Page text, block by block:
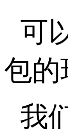
可
包的
我